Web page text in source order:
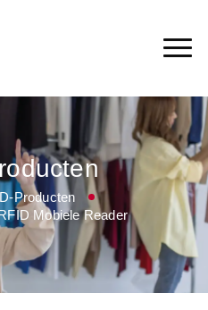
Producten
Mobiele Reader